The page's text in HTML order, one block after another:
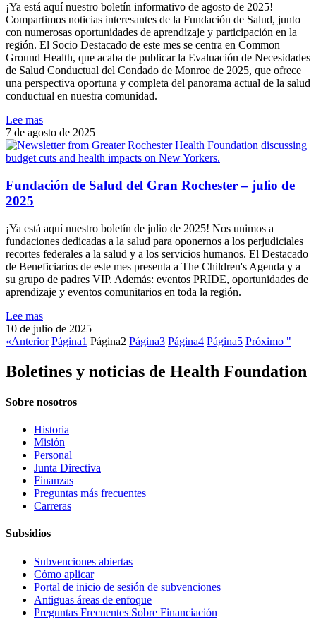
¡Ya está aquí nuestro boletín informativo de agosto de 2025!
Compartimos noticias interesantes de la Fundación de Salud, junto
con numerosas oportunidades de aprendizaje y participación en la
región. El Socio Destacado de este mes se centra en Common
Ground Health, que acaba de publicar la Evaluación de Necesidades
de Salud Conductual del Condado de Monroe de 2025, que ofrece
una perspectiva oportuna y completa del panorama actual de la salud
conductual en nuestra comunidad.
Lee mas
7 de agosto de 2025
Fundación de Salud del Gran Rochester – julio de
2025
¡Ya está aquí nuestro boletín de julio de 2025! Nos unimos a
fundaciones dedicadas a la salud para oponernos a los perjudiciales
recortes federales a la salud y a los servicios humanos. El Destacado
de Beneficiarios de este mes presenta a The Children's Agenda y a
su grupo de padres VIP. Además: eventos PRIDE, oportunidades de
aprendizaje y eventos comunitarios en toda la región.
Lee mas
10 de julio de 2025
«Anterior Página1 Página2 Página3 Página4 Página5 Próximo "
Boletines y noticias de Health Foundation
Sobre nosotros
Historia
Misión
Personal
Junta Directiva
Finanzas
Preguntas más frecuentes
Carreras
Subsidios
Subvenciones abiertas
Cómo aplicar
Portal de inicio de sesión de subvenciones
Antiguas áreas de enfoque
Preguntas Frecuentes Sobre Financiación